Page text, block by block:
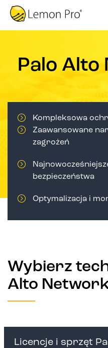
Palo
Kompleksowa
Zaawansowane
zagrożeń
bezpieczeństwa
Optymalizacja i
Wybierz
Alto
Licencje i sprzęt